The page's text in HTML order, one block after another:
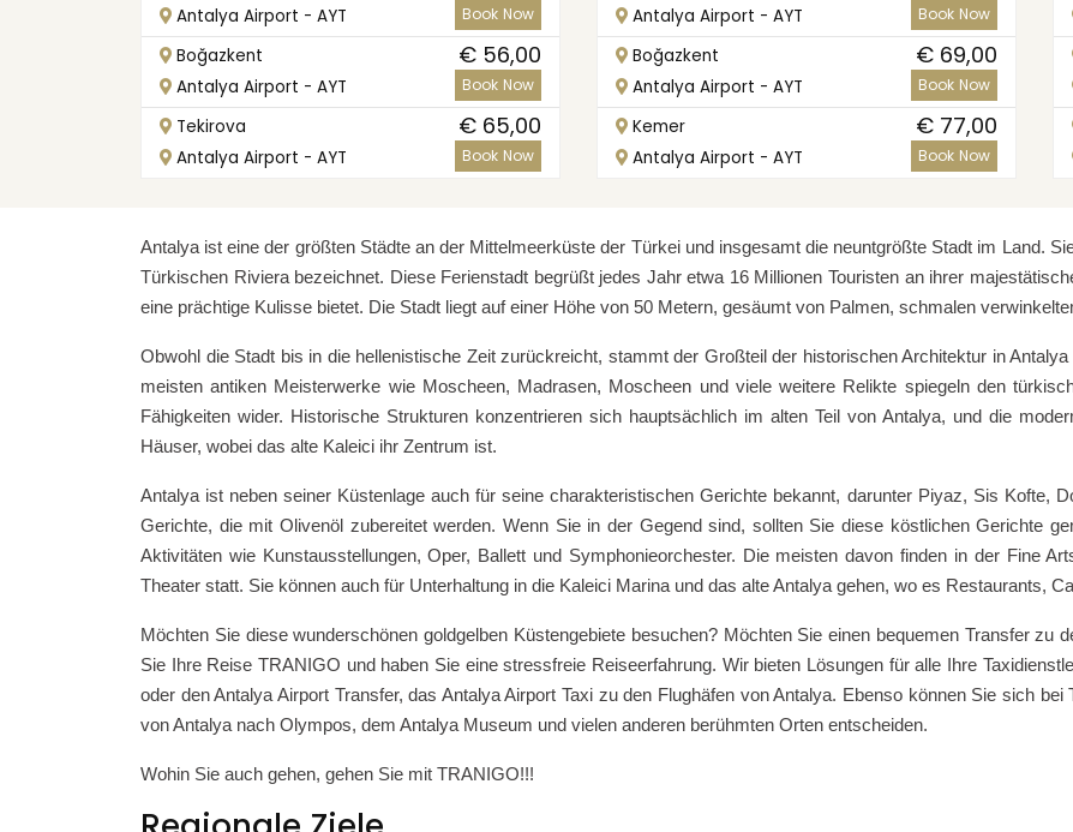
Antalya Airport - AYT Book Now
Boğazkent € 56,00
Antalya Airport - AYT Book Now
Tekirova € 65,00
Antalya Airport - AYT Book Now
Antalya Airport - AYT Book Now
Boğazkent € 69,00
Antalya Airport - AYT Book Now
Kemer € 77,00
Antalya Airport - AYT Book Now
Antalya ist eine der größten Städte an der Mittelmeerküste der Türkei und insgesamt die neuntgrößte Stadt im Land.
Türkischen Riviera bezeichnet. Diese Ferienstadt begrüßt jedes Jahr etwa 16 Millionen Touristen an ihrer
eine prächtige Kulisse bietet. Die Stadt liegt auf einer Höhe von 50 Metern, gesäumt von Palmen, schmalen
Obwohl die Stadt bis in die hellenistische Zeit zurückreicht, stammt der Großteil der historischen Architektur in
meisten antiken Meisterwerke wie Moscheen, Madrasen, Moscheen und viele weitere Relikte spiegeln den
Fähigkeiten wider. Historische Strukturen konzentrieren sich hauptsächlich im alten Teil von Antalya, und die
Häuser, wobei das alte Kaleici ihr Zentrum ist.
Antalya ist neben seiner Küstenlage auch für seine charakteristischen Gerichte bekannt, darunter Piyaz, Sis Kofte,
Gerichte, die mit Olivenöl zubereitet werden. Wenn Sie in der Gegend sind, sollten Sie diese köstlichen Gerichte
Aktivitäten wie Kunstausstellungen, Oper, Ballett und Symphonieorchester. Die meisten davon finden in der Fine
Theater statt. Sie können auch für Unterhaltung in die Kaleici Marina und das alte Antalya gehen, wo es Restaurants,
Möchten Sie diese wunderschönen goldgelben Küstengebiete besuchen? Möchten Sie einen bequemen Transfer zu
Sie Ihre Reise TRANIGO und haben Sie eine stressfreie Reiseerfahrung. Wir bieten Lösungen für alle Ihre
oder den Antalya Airport Transfer, das Antalya Airport Taxi zu den Flughäfen von Antalya. Ebenso können Sie sich
von Antalya nach Olympos, dem Antalya Museum und vielen anderen berühmten Orten entscheiden.
Wohin Sie auch gehen, gehen Sie mit TRANIGO!!!